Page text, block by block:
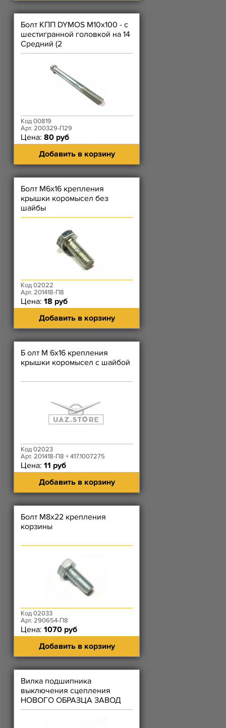
Болт КПП DYMOS М10х100 - с
шестигранной головкой на 14
Средний (2
Код 00819
Арт. 200329-П29
Цена: 80 руб
Добавить в корзину
Болт М6х16 крепления
крышки коромысел без
шайбы
Код 02022
Арт. 201418-П8
Цена: 18 руб
Добавить в корзину
Б олт М 6х16 крепления
крышки коромысел с шайбой
Код 02023
Арт. 201418-П8 + 417.1007275
Цена: 11 руб
Добавить в корзину
Болт М8х22 крепления
корзины
Код 02033
Арт. 290654-П8
Цена: 1070 руб
Добавить в корзину
Вилка подшипника
выключения сцепления
НОВОГО ОБРАЗЦА ЗАВОД